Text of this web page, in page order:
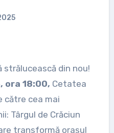
strălucească din nou!
ora 18:00, Cetatea
către cea mai
Târgul de Crăciun
transformă orașul